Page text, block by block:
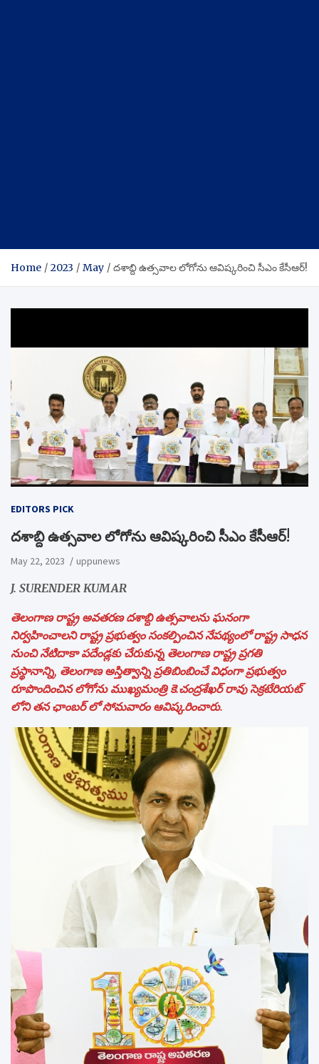
Home 2023 May దశాబ్ది ఉత్సవాల లోగోను ఆవిష్కరించి సీఎం కేసీఆర్!
EDITORS PICK
దశాబ్ది ఉత్సవాల లోగోను ఆవిష్కరించి సీఎం కేసీఆర్!
May 22, 2023 uppunews
J. SURENDER KUMAR
తెలంగాణ రాష్ట్ర అవతరణ దశాబ్ది ఉత్సవాలను ఘనంగా
నిర్వహించాలని రాష్ట్ర ప్రభుత్వం సంకల్పించిన నేపథ్యంలో రాష్ట్ర సాధన
నుంచి నేటిదాకా పదేండ్లకు చేరుకున్న తెలంగాణ రాష్ట్ర ప్రగతి
ప్రస్థానాన్ని, తెలంగాణ అస్తిత్వాన్ని ప్రతిబింబించే విధంగా ప్రభుత్వం
రూపొందించిన లోగోను ముఖ్యమంత్రి కె.చంద్రశేఖర్ రావు సెక్రటేరియట్
లోని తన ఛాంబర్ లో సోమవారం ఆవిష్కరించారు.